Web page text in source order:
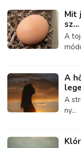
Mit
sz...
A
A
A
ny...